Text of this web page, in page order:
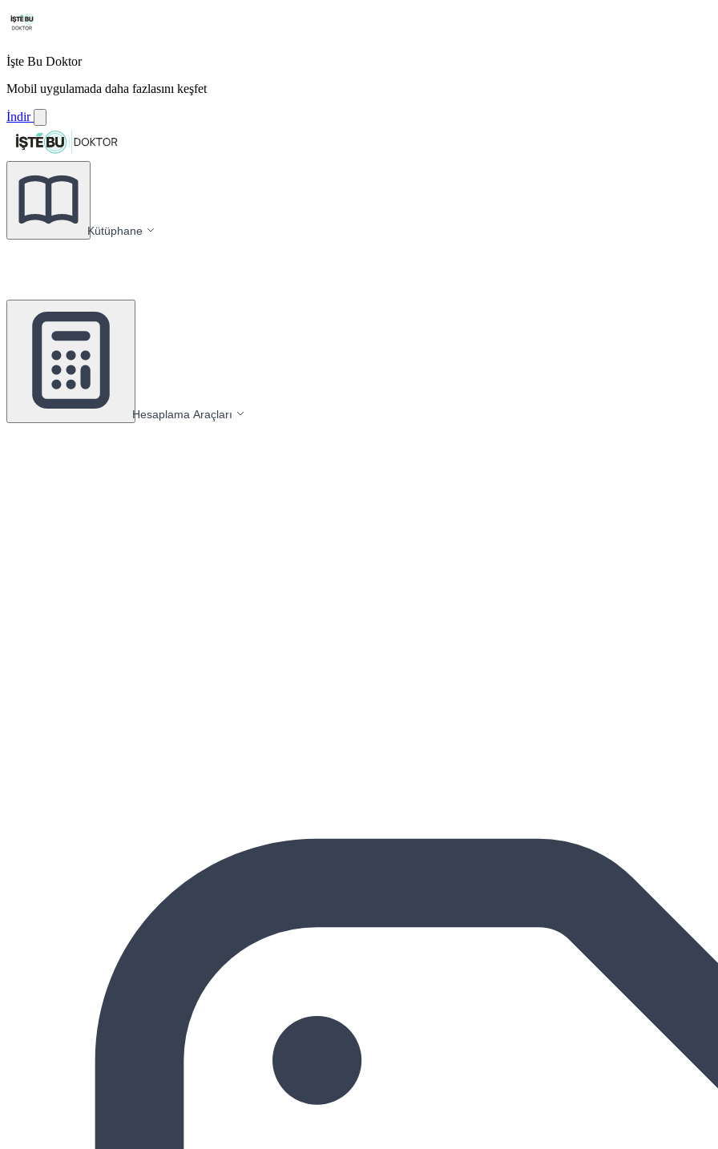
İşte Bu Doktor
Mobil uygulamada daha fazlasını keşfet
İndir
Kütüphane
Hesaplama Araçları